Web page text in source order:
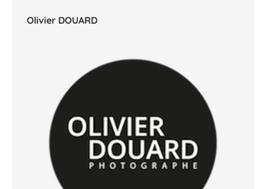
Olivier DOUARD